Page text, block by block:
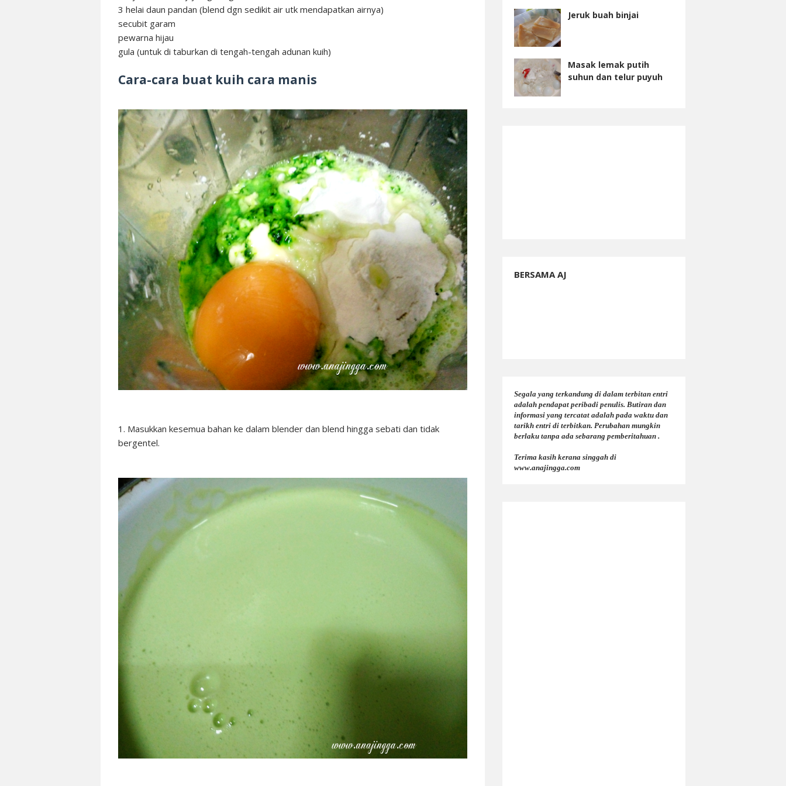
3 helai daun pandan (blend dgn sedikit air utk mendapatkan airnya)
secubit garam
pewarna hijau
gula (untuk di taburkan di tengah-tengah adunan kuih)
Cara-cara buat kuih cara manis
1. Masukkan kesemua bahan ke dalam blender dan blend hingga sebati dan tidak
bergentel.
Jeruk buah binjai
Masak lemak putih
suhun dan telur puyuh
BERSAMA AJ
Segala yang terkandung di dalam terbitan entri
adalah pendapat peribadi penulis. Butiran dan
informasi yang tercatat adalah pada waktu dan
tarikh entri di terbitkan. Perubahan mungkin
berlaku tanpa ada sebarang pemberitahuan .
Terima kasih kerana singgah di
www.anajingga.com